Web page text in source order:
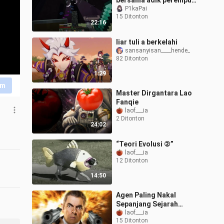
22:16
berusia 7 tahun (
P1kaPai
15 Ditonton
1:29
liar tuli a berkelahi
sansanyisan____hende_
82 Ditonton
24:02
Master Dirgantara Lao
Fanqie
laof___ia
2 Ditonton
14:50
“Teori Evolusi ②”
laof___ia
12 Ditonton
Agen Paling Nakal
Sepanjang Sejarah
(Episode 2)
laof___ia
15 Ditonton